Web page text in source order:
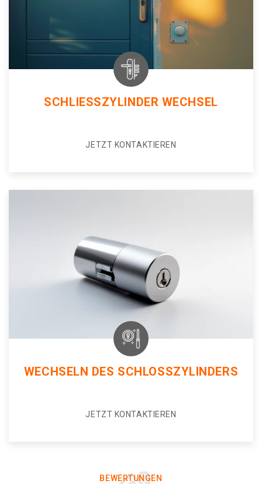
SCHLIESSZYLINDER WECHSEL
JETZT KONTAKTIEREN
WECHSELN DES SCHLOSSZYLINDERS
JETZT KONTAKTIEREN
BEWERTUNGEN